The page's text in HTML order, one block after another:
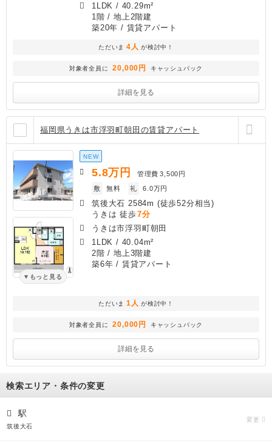
1LDK / 40.29m²
1階 / 地上2階建
築20年 / 賃貸アパート
ただいま 4人 が検討中！
対象者全員に 20,000円 キャッシュバック
詳細を見る
福岡県うきは市浮羽町朝田の賃貸アパート
もっと見る
NEW
5.8万円 管理費 3,500円
敷
無料 礼 6.0万円
筑後大石 2584m (徒歩52分相当)
うきは 徒歩7分
うきは市浮羽町朝田
1LDK / 40.04m²
2階 / 地上3階建
築6年 / 賃貸アパート
ただいま 1人 が検討中！
対象者全員に 20,000円 キャッシュバック
詳細を見る
検索エリア・条件の変更
駅
筑後大石
変更